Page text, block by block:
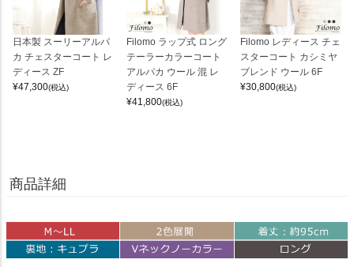
日本製 スーリーアルパ
カ チェスターコート レ
ディース ZF
¥47,300(税込)
Filomo ラップ式 ロング
テーラーカラーコート
アルパカ ウール 混 レ
ディース 6F
¥41,800(税込)
Filomo レディース チェ
スターコート カシミヤ
ブレンド ウール 6F
¥30,800(税込)
商品詳細